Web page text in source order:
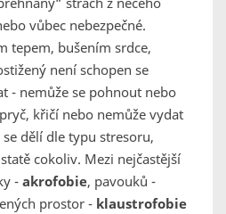
vůbec nebezpečné.
tepem, bušením srdce,
není schopen se
- nemůže se pohnout nebo
křičí nebo nemůže vydat
dělí dle typu stresoru,
cokoliv. Mezi nejčastější
- akrofobie, pavouků -
prostor - klaustrofobie